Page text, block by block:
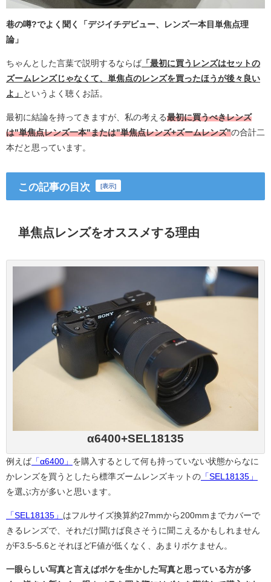
巷の噂?でよく聞く「デジイチデビュー、レンズ一本目単焦点理
論」
ちゃんとした言葉で説明するならば 「最初に買うレンズはセットの
ズームレンズじゃなくて、単焦点のレンズを買ったほうが後々良い
よ」
というよく聴くお話。
最初に結論を持ってきますが、私の考える最初に買うべきレンズ
は"単焦点レンズ一本"または"単焦点レンズ+ズームレンズ"の合計二
本だと思っています。
この記事の目次 [表示]
単焦点レンズをオススメする理由
α6400+SEL18135
例えば 「α6400」 を購入するとして何も持っていない状態からなに
かレンズを買うとしたら標準ズームレンズキットの 「SEL18135」
を選ぶ方が多いと思います。
「SEL18135」 はフルサイズ換算約27mmから200mmまでカバーで
きるレンズで、それだけ聞けば良さそうに聞こえるかもしれません
がF3.5~5.6とそれほどF値が低くなく、あまりボケません。
一眼らしい写真と言えばボケを生かした写真と思っている方が多